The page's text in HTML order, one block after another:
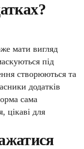
мати вигляд
під
створюються та
додатків
сама
цікаві для